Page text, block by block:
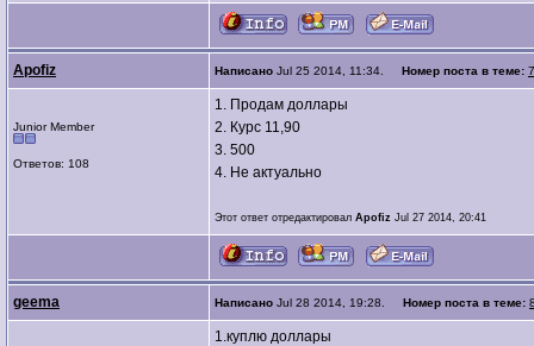
Apofiz Написано Jul 25 2014, 11:34. Номер поста в теме: 7
Junior Member
Ответов: 108
1. Продам доллары
2. Курс 11,90
3. 500
4. Не актуально
Этот ответ отредактировал Apofiz Jul 27 2014, 20:41
geema Написано Jul 28 2014, 19:28. Номер поста в теме:
1.куплю доллары